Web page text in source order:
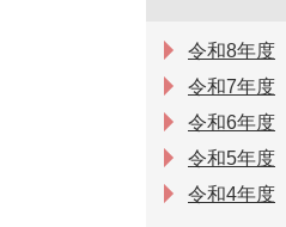
令和8年度
令和7年度
令和6年度
令和5年度
令和4年度